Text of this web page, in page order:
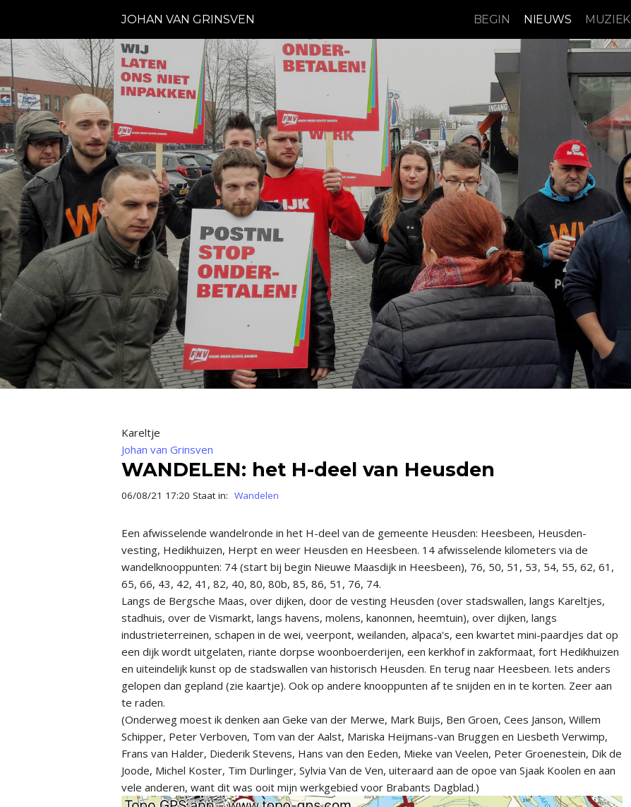
JOHAN VAN GRINSVEN BEGIN NIEUWS MUZIEK
Kareltje
Johan van Grinsven
WANDELEN: het H-deel van Heusden
06/08/21 17:20 Staat in: Wandelen
Een afwisselende wandelronde in het H-deel van de gemeente Heusden: Heesbeen, Heusden-
vesting, Hedikhuizen, Herpt en weer Heusden en Heesbeen. 14 afwisselende kilometers via de
wandelknooppunten: 74 (start bij begin Nieuwe Maasdijk in Heesbeen), 76, 50, 51, 53, 54, 55, 62, 61,
65, 66, 43, 42, 41, 82, 40, 80, 80b, 85, 86, 51, 76, 74.
Langs de Bergsche Maas, over dijken, door de vesting Heusden (over stadswallen, langs Kareltjes,
stadhuis, over de Vismarkt, langs havens, molens, kanonnen, heemtuin), over dijken, langs
industrieterreinen, schapen in de wei, veerpont, weilanden, alpaca's, een kwartet mini-paardjes dat op
een dijk wordt uitgelaten, riante dorpse woonboerderijen, een kerkhof in zakformaat, fort Hedikhuizen
en uiteindelijk kunst op de stadswallen van historisch Heusden. En terug naar Heesbeen. Iets anders
gelopen dan gepland (zie kaartje). Ook op andere knooppunten af te snijden en in te korten. Zeer aan
te raden.
(Onderweg moest ik denken aan Geke van der Merwe, Mark Buijs, Ben Groen, Cees Janson, Willem
Schipper, Peter Verboven, Tom van der Aalst, Mariska Heijmans-van Bruggen en Liesbeth Verwimp,
Frans van Halder, Diederik Stevens, Hans van den Eeden, Mieke van Veelen, Peter Groenestein, Dik de
Joode, Michel Koster, Tim Durlinger, Sylvia Van de Ven, uiteraard aan de opoe van Sjaak Koolen en aan
vele anderen, want dit was ooit mijn werkgebied voor Brabants Dagblad.)